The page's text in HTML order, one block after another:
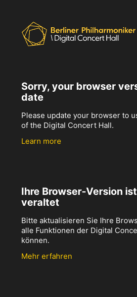
Sorry, your browser
date
Please update your browser to
of the Digital Concert Hall.
Learn more
Ihre Browser-Version
veraltet
Bitte aktualisieren Sie Ihre
alle Funktionen der Digital
können.
Mehr erfahren